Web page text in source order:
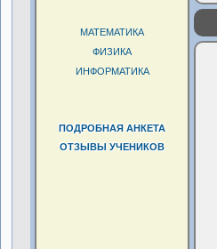
МАТЕМАТИКА
ФИЗИКА
ИНФОРМАТИКА
ПОДРОБНАЯ АНКЕТА
ОТЗЫВЫ УЧЕНИКОВ